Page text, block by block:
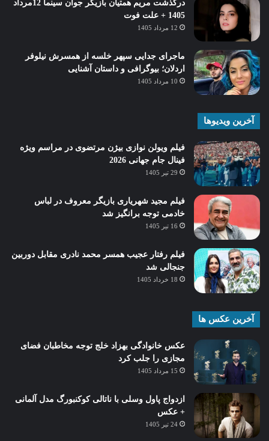
درگذشت مریم همتیان بازیگر جوان سینما 12مرداد
1405 + علت فوت
12 مرداد 1405
ماجرای جدایی سپهر خلسه از همسرش نیلوفر
اردلان؛ بیوگرافی و داستان آشنایی
10 مرداد 1405
آخرین ویدیوها
فیلم ویولن نوازی بیژن مرتضوی در مراسم ویژه
فینال جام جهانی 2026
29 تیر 1405
فیلم مجید شهریاری بازیگر معروف در لباس
خادمی توجه برانگیز شد
16 تیر 1405
فیلم رفتار عجیب همسر محمد نادری مقابل دوربین
جنجالی شد
18 خرداد 1405
آخرین عکس ها
عکس خانوادگی بهزاد خلج توجه مخاطبان فضای
مجازی را جلب کرد
15 مرداد 1405
ازدواج پاول وسلی با ناتالی کوکنبورگ مدل آلمانی
+ عکس
24 تیر 1405